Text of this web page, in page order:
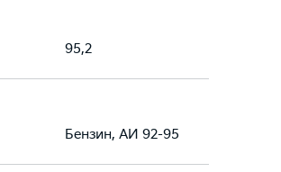
95,2
Бензин, АИ 92-95